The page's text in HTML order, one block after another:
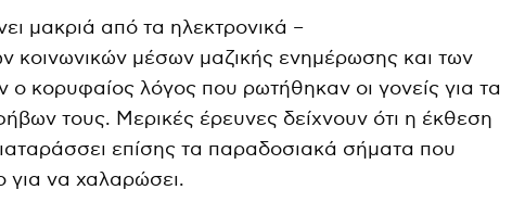
μακριά από τα ηλεκτρονικά –
κοινωνικών μέσων μαζικής ενημέρωσης και των
ο κορυφαίος λόγος που ρωτήθηκαν οι γονείς για τα
τους. Μερικές έρευνες δείχνουν ότι η έκθεση
επίσης τα παραδοσιακά σήματα που
για να χαλαρώσει.